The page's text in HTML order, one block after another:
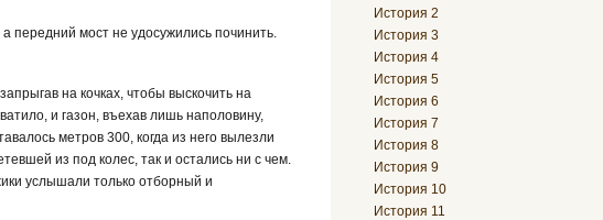
передний мост не удосужились починить.
на кочках, чтобы выскочить на
и газон, въехав лишь наполовину,
метров 300, когда из него вылезли
из под колес, так и остались ни с чем.
услышали только отборный и
История 2
История 3
История 4
История 5
История 6
История 7
История 8
История 9
История 10
История 11